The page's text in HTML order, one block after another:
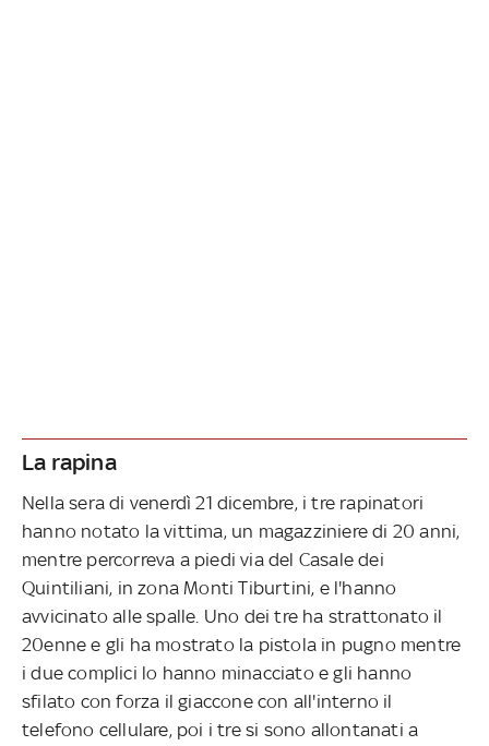
La rapina
Nella sera di venerdì 21 dicembre, i tre rapinatori
hanno notato la vittima, un magazziniere di 20 anni,
mentre percorreva a piedi via del Casale dei
Quintiliani, in zona Monti Tiburtini, e l'hanno
avvicinato alle spalle. Uno dei tre ha strattonato il
20enne e gli ha mostrato la pistola in pugno mentre
i due complici lo hanno minacciato e gli hanno
sfilato con forza il giaccone con all'interno il
telefono cellulare, poi i tre si sono allontanati a